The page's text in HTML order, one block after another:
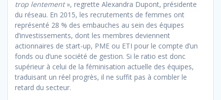
trop lentement», regrette Alexandra Dupont, présidente
du réseau. En 2015, les recrutements de femmes ont
représenté 28 % des embauches au sein des équipes
d’investissements, dont les membres deviennent
actionnaires de start-up, PME ou ETI pour le compte d’un
fonds ou d’une société de gestion. Si le ratio est donc
supérieur à celui de la féminisation actuelle des équipes,
traduisant un réel progrès, il ne suffit pas à combler le
retard du secteur.